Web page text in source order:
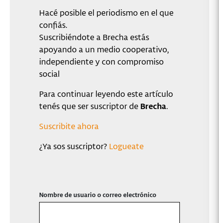
Hacé posible el periodismo en el que
confiás.
Suscribiéndote a Brecha estás
apoyando a un medio cooperativo,
independiente y con compromiso
social
Para continuar leyendo este artículo
tenés que ser suscriptor de Brecha.
Suscribite ahora
¿Ya sos suscriptor? Logueate
Nombre de usuario o correo electrónico